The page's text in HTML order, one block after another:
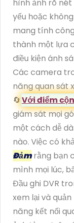
hình ảnh rõ
yếu hoặc
mang tính
thành một lựa
điều kiện ánh
Các camera
năng quan sát
🔄Với điểm
giám sát mọi
một cách dễ
nào. Việc có
Đảmrằng bạn
mình mọi lúc,
Đầu ghi DVR
xem lại và
năng kết nối